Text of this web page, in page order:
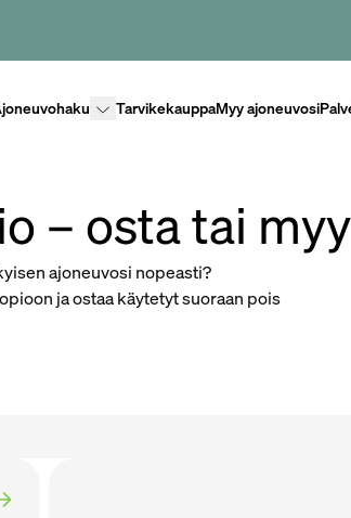
Lisävalikko
TarvikekauppaMyy ajoneuvosi
– osta tai
ajoneuvosi nopeasti?
ja ostaa käytetyt suoraan pois